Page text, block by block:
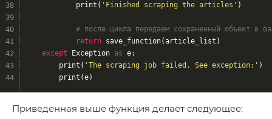
            print(
'Finished scraping the articles' )
# после цикла передаем сохраненный объект в
return save_function(article_list)
except Exception as e:
        print(
'The scraping job failed. See exception:' )
        print(e)
Приведенная выше функция делает следующее: